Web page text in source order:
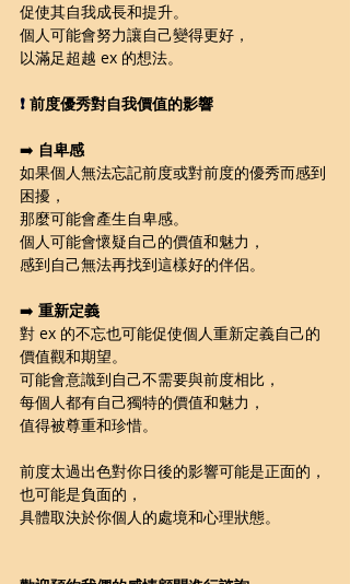
促使其自我成長和提升。
個人可能會努力讓自己變得更好，
以滿足超越 ex 的想法。
❗️ 前度優秀對自我價值的影響
➡️ 自卑感
如果個人無法忘記前度或對前度的優秀而感到
困擾，
那麼可能會產生自卑感。
個人可能會懷疑自己的價值和魅力，
感到自己無法再找到這樣好的伴侶。
➡️ 重新定義
對 ex 的不忘也可能促使個人重新定義自己的
價值觀和期望。
可能會意識到自己不需要與前度相比，
每個人都有自己獨特的價值和魅力，
值得被尊重和珍惜。
前度太過出色對你日後的影響可能是正面的，
也可能是負面的，
具體取決於你個人的處境和心理狀態。